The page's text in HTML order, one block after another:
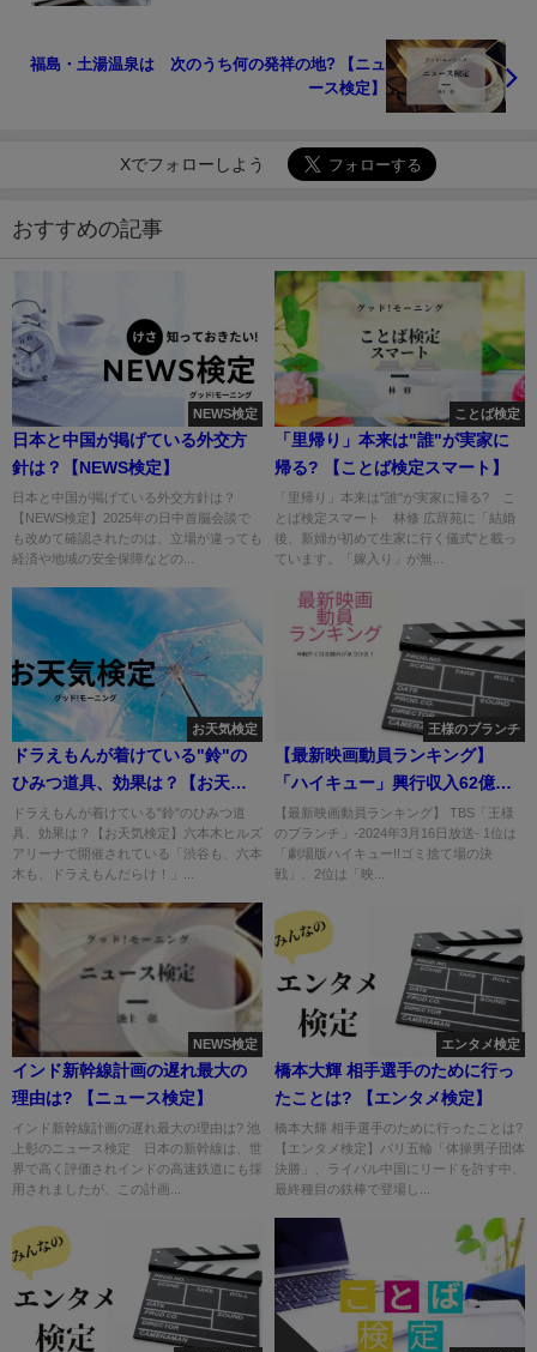
福島・土湯温泉は 次のうち何の発祥の地? 【ニュ
ース検定】
Xでフォローしよう
おすすめの記事
NEWS検定
日本と中国が掲げている外交方
針は？【NEWS検定】
日本と中国が掲げている外交方針は？
【NEWS検定】2025年の日中首脳会談で
も改めて確認されたのは、立場が違っても
経済や地域の安全保障などの...
ことば検定
「里帰り」本来は"誰"が実家に
帰る? 【ことば検定スマート】
「里帰り」本来は"誰"が実家に帰る? こ
とば検定スマート 林修 広辞苑に「結婚
後、新婦が初めて生家に行く儀式"と載っ
ています。「嫁入り」が無...
お天気検定
ドラえもんが着けている"鈴"の
ひみつ道具、効果は？【お天気
検定】
ドラえもんが着けている"鈴"のひみつ道
具、効果は？【お天気検定】六本木ヒルズ
アリーナで開催されている「渋谷も、六本
木も、ドラえもんだらけ！」...
王様のブランチ
【最新映画動員ランキング】
「ハイキュー」興行収入62億円
を突破!
【最新映画動員ランキング】 TBS「王様
のブランチ」-2024年3月16日放送- 1位は
「劇場版ハイキュー!!ゴミ捨て場の決
戦」、2位は「映...
NEWS検定
インド新幹線計画の遅れ最大の
理由は? 【ニュース検定】
インド新幹線計画の遅れ最大の理由は? 池
上彰のニュース検定 日本の新幹線は、世
界で高く評価されインドの高速鉄道にも採
用されましたが、この計画...
エンタメ検定
橋本大輝 相手選手のために行っ
たことは? 【エンタメ検定】
橋本大輝 相手選手のために行ったことは?
【エンタメ検定】パリ五輪「体操男子団体
決勝」、ライバル中国にリードを許す中、
最終種目の鉄棒で登場し...